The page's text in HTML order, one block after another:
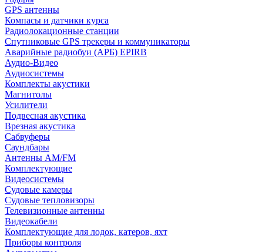
GPS антенны
Компасы и датчики курса
Радиолокационные станции
Спутниковые GPS трекеры и коммуникаторы
Аварийные радиобуи (АРБ) EPIRB
Аудио-Видео
Аудиосистемы
Комплекты акустики
Магнитолы
Усилители
Подвесная акустика
Врезная акустика
Сабвуферы
Саундбары
Антенны AM/FM
Комплектующие
Видеосистемы
Судовые камеры
Cудовые тепловизоры
Телевизионные антенны
Видеокабели
Комплектующие для лодок, катеров, яхт
Приборы контроля